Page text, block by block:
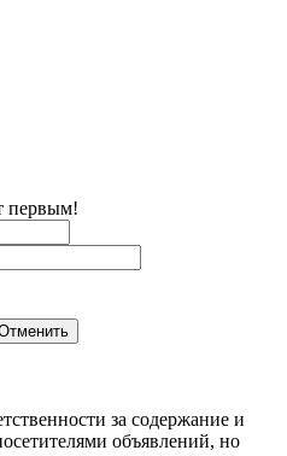
первым!
за содержание и
объявлений, но